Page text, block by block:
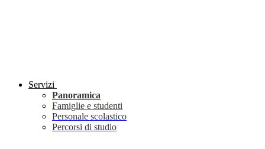
Servizi
Panoramica
Famiglie e studenti
Personale scolastico
Percorsi di studio